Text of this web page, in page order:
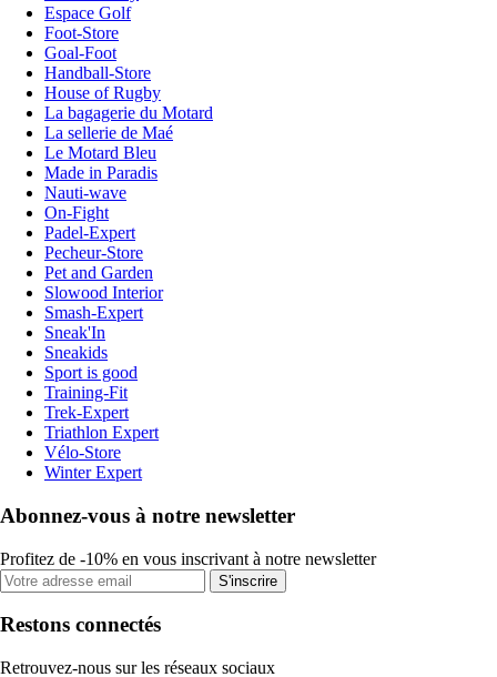
Espace Golf
Foot-Store
Goal-Foot
Handball-Store
House of Rugby
La bagagerie du Motard
La sellerie de Maé
Le Motard Bleu
Made in Paradis
Nauti-wave
On-Fight
Padel-Expert
Pecheur-Store
Pet and Garden
Slowood Interior
Smash-Expert
Sneak'In
Sneakids
Sport is good
Training-Fit
Trek-Expert
Triathlon Expert
Vélo-Store
Winter Expert
Abonnez-vous à notre newsletter
Profitez de -10% en vous inscrivant à notre newsletter
S'inscrire
Restons connectés
Retrouvez-nous sur les réseaux sociaux